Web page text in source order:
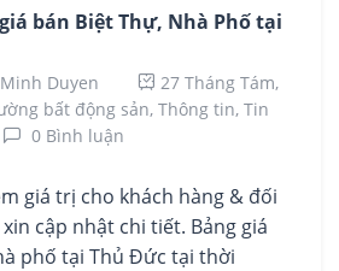
bán Biệt Thự, Nhà Phố tại
Duyen
27 Tháng Tám,
bất động sản, Thông tin, Tin
0 Bình luận
giá trị cho khách hàng & đối
cập nhật chi tiết. Bảng giá
phố tại Thủ Đức tại thời